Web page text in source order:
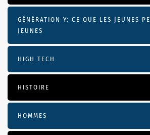
GÉNÉRATION Y: CE QUE LES JEUNES
JEUNES
HIGH TECH
HISTOIRE
HOMMES